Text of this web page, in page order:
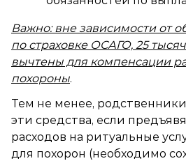
Важно: вне зависимости от
по страховке ОСАГО, 25
вычтены для компенсации
похороны.
Тем не менее,
эти средства, если
расходов на ритуальные
для похорон (необходимо